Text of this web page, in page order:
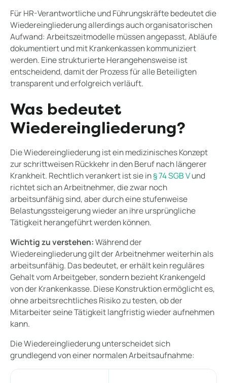
Für HR-Verantwortliche und Führungskräfte bedeutet die
Wiedereingliederung allerdings auch organisatorischen
Aufwand: Arbeitszeitmodelle müssen angepasst, Abläufe
dokumentiert und mit Krankenkassen kommuniziert
werden. Eine strukturierte Herangehensweise ist
entscheidend, damit der Prozess für alle Beteiligten
transparent und erfolgreich verläuft.
Was bedeutet
Wiedereingliederung?
Die Wiedereingliederung ist ein medizinisches Konzept
zur schrittweisen Rückkehr in den Beruf nach längerer
Krankheit. Rechtlich verankert ist sie in§ 74 SGB Vund
richtet sich an Arbeitnehmer, die zwar noch
arbeitsunfähig sind, aber durch eine stufenweise
Belastungssteigerung wieder an ihre ursprüngliche
Tätigkeit herangeführt werden können.
Wichtig zu verstehen:Während der
Wiedereingliederung gilt der Arbeitnehmer weiterhin als
arbeitsunfähig. Das bedeutet, er erhält kein reguläres
Gehalt vom Arbeitgeber, sondern bezieht Krankengeld
von der Krankenkasse. Diese Konstruktion ermöglicht es,
ohne arbeitsrechtliches Risiko zu testen, ob der
Mitarbeiter seine Tätigkeit langfristig wieder aufnehmen
kann.
Die Wiedereingliederung unterscheidet sich
grundlegend von einer normalen Arbeitsaufnahme: